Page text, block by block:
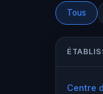
Tous
Centre